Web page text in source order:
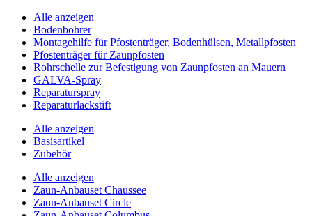
Alle anzeigen
Bodenbohrer
Montagehilfe für Pfostenträger, Bodenhülsen, Metallpfosten
Pfostenträger für Zaunpfosten
Rohrschelle zur Befestigung von Zaunpfosten an Mauern
GALVA-Spray
Reparaturspray
Reparaturlackstift
Alle anzeigen
Basisartikel
Zubehör
Alle anzeigen
Zaun-Anbauset Chaussee
Zaun-Anbauset Circle